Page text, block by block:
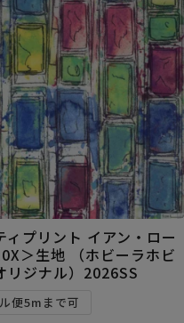
ィプリント イアン・ロー
＞生地 （ホビーラホビ
リジナル）2026SS
便5mまで可